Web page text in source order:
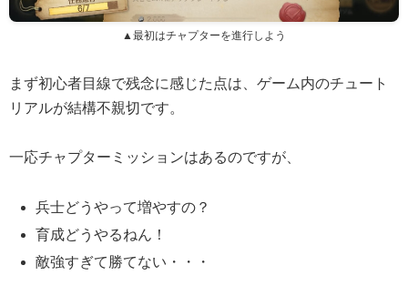
▲最初はチャプターを進行しよう
まず初心者目線で残念に感じた点は、ゲーム内のチュート
リアルが結構不親切です。
一応チャプターミッションはあるのですが、
兵士どうやって増やすの？
育成どうやるねん！
敵強すぎて勝てない・・・